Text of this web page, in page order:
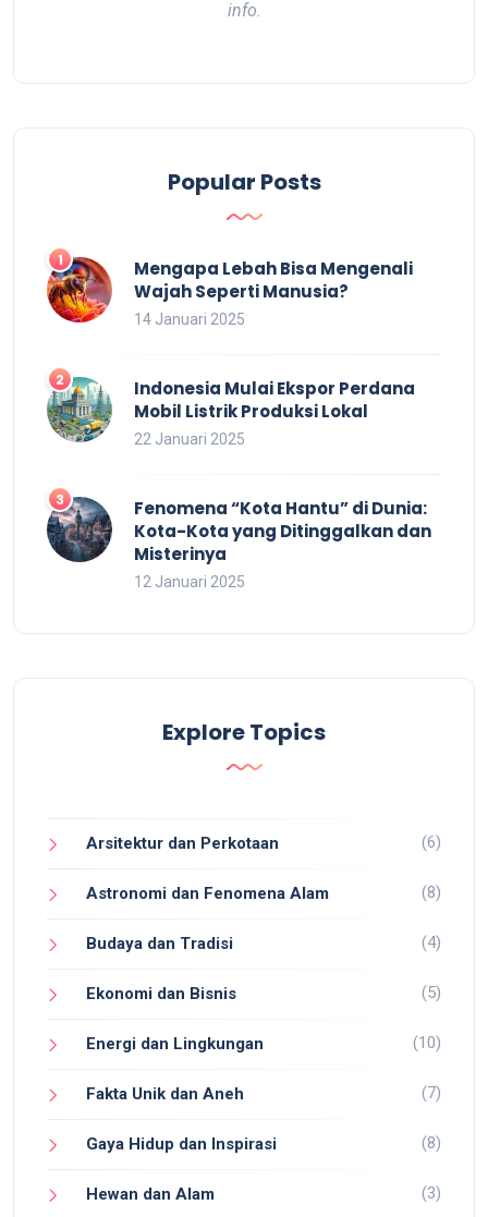
info.
Popular Posts
Mengapa Lebah Bisa Mengenali
Wajah Seperti Manusia?
14 Januari 2025
Indonesia Mulai Ekspor Perdana
Mobil Listrik Produksi Lokal
22 Januari 2025
Fenomena “Kota Hantu” di Dunia:
Kota-Kota yang Ditinggalkan dan
Misterinya
12 Januari 2025
Explore Topics
Arsitektur dan Perkotaan (6)
Astronomi dan Fenomena Alam (8)
Budaya dan Tradisi (4)
Ekonomi dan Bisnis (5)
Energi dan Lingkungan (10)
Fakta Unik dan Aneh (7)
Gaya Hidup dan Inspirasi (8)
Hewan dan Alam (3)